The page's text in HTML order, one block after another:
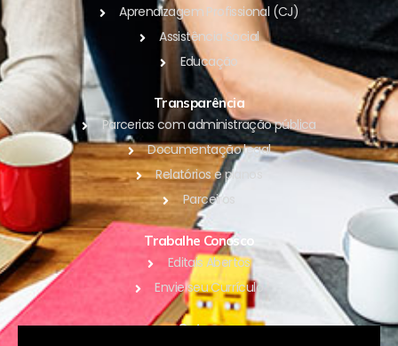
Aprendizagem Profissional (CJ)
Assistência Social
Educação
Transparência
Parcerias com administração pública
Documentação legal
Relatórios e planos
Parceiros
Trabalhe Conosco
Editais Abertos
Envie seu Currículo
Outros